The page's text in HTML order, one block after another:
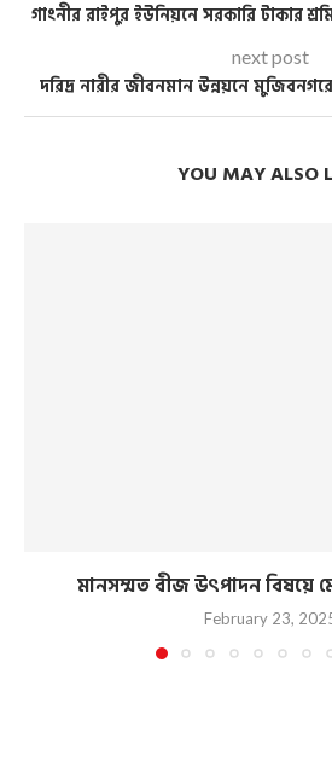
গাংনীর রাইপুর ইউনিয়নে সরকারি টাকার
next post
দরিদ্র নারীর জীবনমান উন্নয়নে
YOU MAY ALSO
মানসম্মত বীজ উৎপাদন বিষয়ে
February 23,